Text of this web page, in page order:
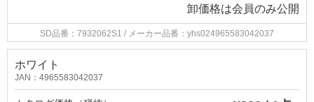
卸価格は会員のみ公開
SD品番：7932062S1 / メーカー品番：yhs024965583042037
ホワイト
JAN：4965583042037